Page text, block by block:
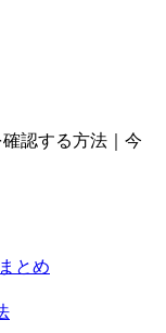
確認する方法｜今
とめ